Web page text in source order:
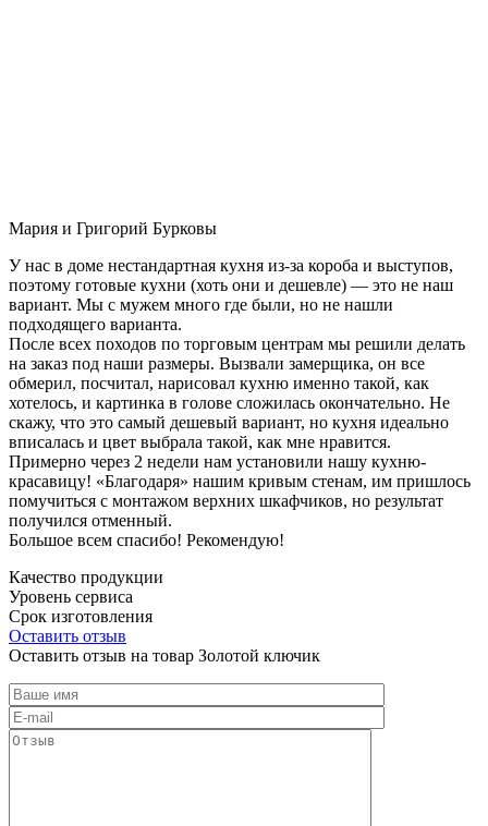
Мария и Григорий Бурковы
У нас в доме нестандартная кухня из-за короба и выступов,
поэтому готовые кухни (хоть они и дешевле) — это не наш
вариант. Мы с мужем много где были, но не нашли
подходящего варианта.
После всех походов по торговым центрам мы решили делать
на заказ под наши размеры. Вызвали замерщика, он все
обмерил, посчитал, нарисовал кухню именно такой, как
хотелось, и картинка в голове сложилась окончательно. Не
скажу, что это самый дешевый вариант, но кухня идеально
вписалась и цвет выбрала такой, как мне нравится.
Примерно через 2 недели нам установили нашу кухню-
красавицу! «Благодаря» нашим кривым стенам, им пришлось
помучиться с монтажом верхних шкафчиков, но результат
получился отменный.
Большое всем спасибо! Рекомендую!
Качество продукции
Уровень сервиса
Срок изготовления
Оставить отзыв
Оставить отзыв на товар Золотой ключик